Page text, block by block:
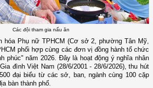
Các đội tham gia nấu ăn
hóa Phụ nữ TPHCM (Cơ sở 2, phường Tân Mỹ,
phối hợp cùng các đơn vị đồng hành tổ chức
phúc" năm 2026. Đây là hoạt động ý nghĩa nhân
đình Việt Nam (28/6/2001 - 28/6/2026), thu hút
đại biểu từ các sở, ban, ngành cùng 100 cặp
bàn thành phố.